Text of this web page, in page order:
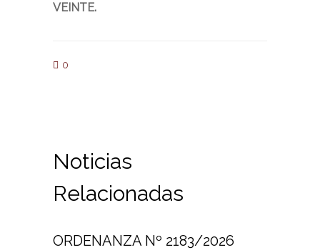
VEINTE.
0
Noticias
Relacionadas
ORDENANZA Nº 2183/2026